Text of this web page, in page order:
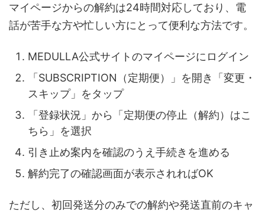
マイページからの解約は24時間対応しており、電
話が苦手な方や忙しい方にとって便利な方法です。
MEDULLA公式サイトのマイページにログイン
「SUBSCRIPTION（定期便）」を開き「変更・
スキップ」をタップ
「登録状況」から「定期便の停止（解約）はこ
ちら」を選択
引き止め案内を確認のうえ手続きを進める
解約完了の確認画面が表示されればOK
ただし、初回発送分のみでの解約や発送直前のキャ